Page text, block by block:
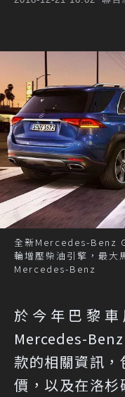
全新Mercedes-Benz
輪增壓柴油引擎，最
Mercedes-Benz
於今年巴黎
Mercedes-Benz
款的相關資訊，
價，以及在洛